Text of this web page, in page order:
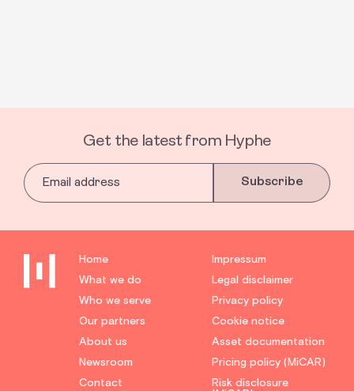
Get the latest from Hyphe
Subscribe
Home
What we do
Who we serve
Our partners
About us
Newsroom
Contact
Impressum
Legal disclaimer
Privacy policy
Cookie notice
Asset documentation
Pricing policy (MiCAR)
Risk disclosure